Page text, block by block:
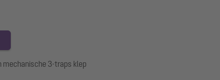
3-traps klep